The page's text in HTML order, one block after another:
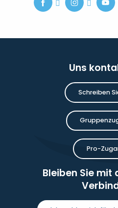
Uns
Schreiben
Pro-
Bleiben Sie mit